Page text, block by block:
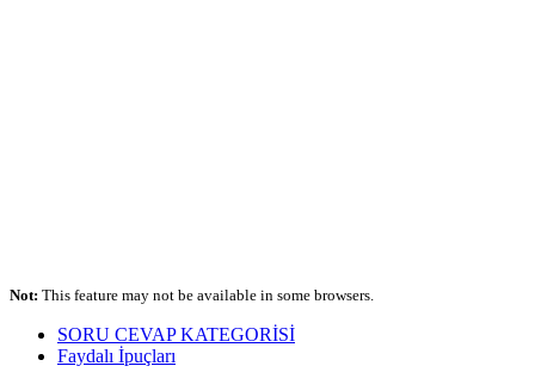
Not: This feature may not be available in some browsers.
SORU CEVAP KATEGORİSİ
Faydalı İpuçları